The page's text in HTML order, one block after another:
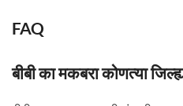
FAQ
बीबी का मकबरा कोणत्या